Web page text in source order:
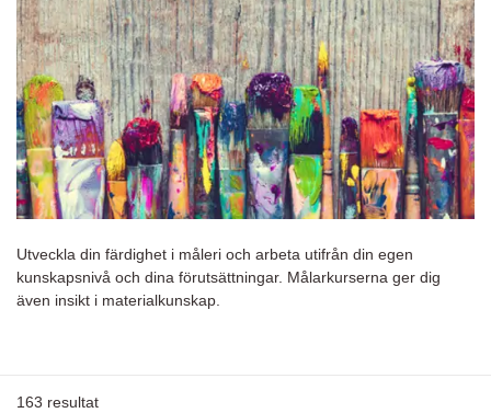
Utveckla din färdighet i måleri och arbeta utifrån din egen
kunskapsnivå och dina förutsättningar. Målarkurserna ger dig
även insikt i materialkunskap.
163 resultat